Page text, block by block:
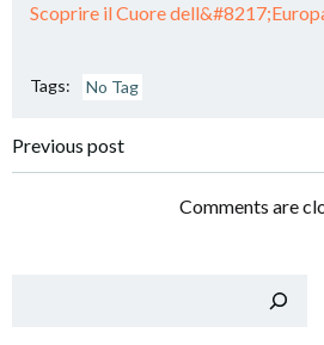
Scoprire il Cuore
Tags: No Tag
Post
navigation
Previous post
Comments are